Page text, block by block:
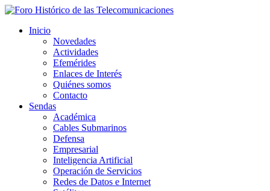
Inicio
Novedades
Actividades
Efemérides
Enlaces de Interés
Quiénes somos
Contacto
Sendas
Académica
Cables Submarinos
Defensa
Empresarial
Inteligencia Artificial
Operación de Servicios
Redes de Datos e Internet